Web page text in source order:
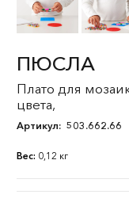
ПЮСЛА
Плато для
цвета,
Артикул: 503.662.66
Вес: 0,12 кг